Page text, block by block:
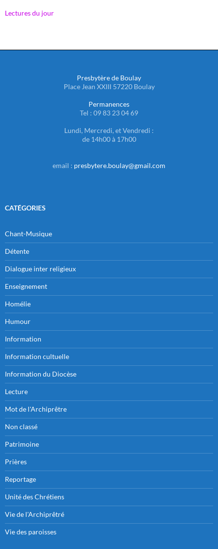
Lectures du jour
Presbytère de Boulay
Place Jean XXIII 57220 Boulay
Permanences
Tel : 09 83 23 04 69
Lundi, Mercredi, et Vendredi :
de 14h00 à 17h00
email : presbytere.boulay@gmail.com
CATÉGORIES
Chant-Musique
Détente
Dialogue inter religieux
Enseignement
Homélie
Humour
Information
Information cultuelle
Information du Diocèse
Lecture
Mot de l'Archiprêtre
Non classé
Patrimoine
Prières
Reportage
Unité des Chrétiens
Vie de l'Archiprêtré
Vie des paroisses